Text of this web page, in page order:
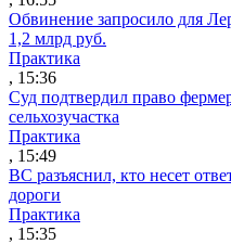
Обвинение запросило для
1,2 млрд руб.
Практика
, 15:36
Суд подтвердил право
сельхозучастка
Практика
, 15:49
ВС разъяснил, кто несет
дороги
Практика
, 15:35